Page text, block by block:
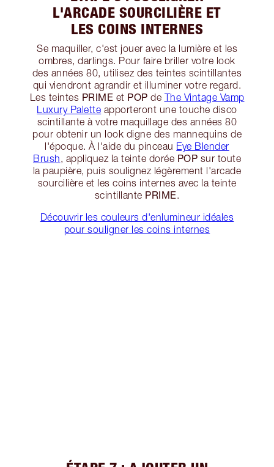
L'ARCADE SOURCILIÈRE ET
LES COINS INTERNES
Se maquiller, c'est jouer avec la lumière et les
ombres, darlings. Pour faire briller votre look
des années 80, utilisez des teintes scintillantes
qui viendront agrandir et illuminer votre regard.
Les teintes PRIME et POP de The Vintage Vamp
Luxury Palette apporteront une touche disco
scintillante à votre maquillage des années 80
pour obtenir un look digne des mannequins de
l'époque. À l'aide du pinceau Eye Blender
Brush, appliquez la teinte dorée POP sur toute
la paupière, puis soulignez légèrement l'arcade
sourcilière et les coins internes avec la teinte
scintillante PRIME.
Découvrir les couleurs d'enlumineur idéales
pour souligner les coins internes